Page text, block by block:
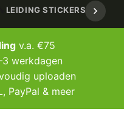
LEIDING STICKERS /
v.a. €75
werkdagen
uploaden
PayPal & meer